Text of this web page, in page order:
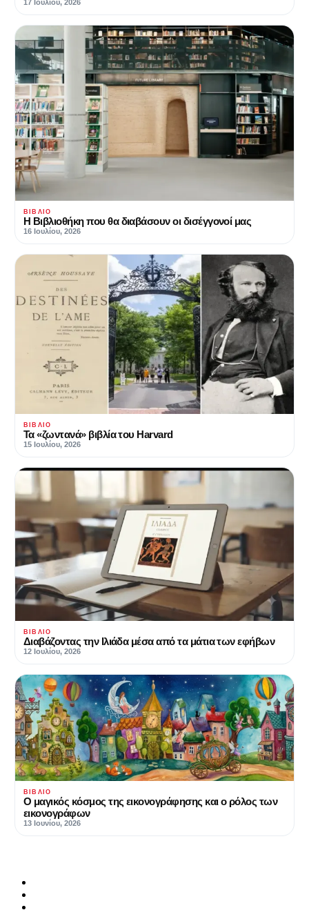
17 Ιουλίου, 2026
ΒΙΒΛΊΟ
Η Βιβλιοθήκη που θα διαβάσουν οι δισέγγονοί μας
16 Ιουλίου, 2026
ΒΙΒΛΊΟ
Τα «ζωντανά» βιβλία του Harvard
15 Ιουλίου, 2026
ΒΙΒΛΊΟ
Διαβάζοντας την Ιλιάδα μέσα από τα μάτια των εφήβων
12 Ιουλίου, 2026
ΒΙΒΛΊΟ
Ο μαγικός κόσμος της εικονογράφησης και ο ρόλος των
εικονογράφων
13 Ιουνίου, 2026